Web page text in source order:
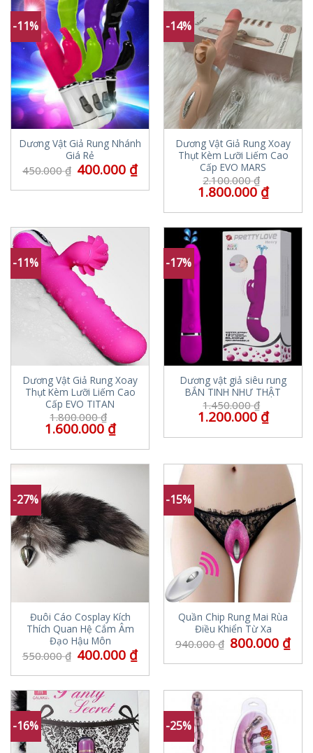
-11%
Dương Vật Giả Rung Nhánh
Giá Rẻ
450.000₫ 400.000 ₫
-14%
Dương Vật Giả Rung Xoay
Thụt Kèm Lưỡi Liếm Cao
Cấp EVO MARS
2.100.000₫
1.800.000₫
-11%
Dương Vật Giả Rung Xoay
Thụt Kèm Lưỡi Liếm Cao
Cấp EVO TITAN
1.800.000₫
1.600.000₫
-17%
Dương vật giả siêu rung
BẮN TINH NHƯ THẬT
1.450.000₫
1.200.000₫
-27%
Đuôi Cáo Cosplay Kích
Thích Quan Hệ Cắm Âm
Đạo Hậu Môn
550.000₫ 400.000 ₫
-15%
Quần Chip Rung Mai Rùa
Điều Khiển Từ Xa
940.000₫ 800.000 ₫
-16% -25%